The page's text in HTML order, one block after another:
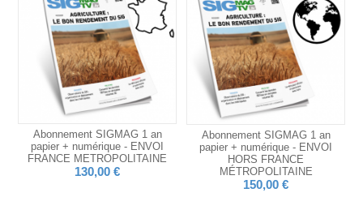
Abonnement SIGMAG 1 an
papier + numérique - ENVOI
FRANCE METROPOLITAINE
130,00 €
Abonnement SIGMAG 1 an
papier + numérique - ENVOI
HORS FRANCE
MÉTROPOLITAINE
150,00 €